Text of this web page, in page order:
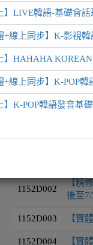
韓
課程編號 課程
1152D002
【精
後至
1152D003 【實
1152D004 【實
】LIVE韓語-基礎會
+線上同步】K-影視
】HAHAHA
+線上同步】K-POP
】K-POP韓語發音基